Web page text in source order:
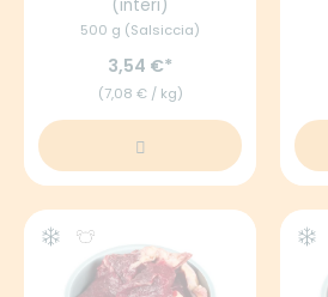
(interi)
500 g (Salsiccia)
3,54 €
(7,08 € / kg)